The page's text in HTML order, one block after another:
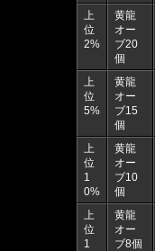
上
位
2%
黄龍
オー
ブ20
個
上
位
5%
黄龍
オー
ブ15
個
上
位
1
0%
黄龍
オー
ブ10
個
上
位
1
黄龍
オー
ブ8個